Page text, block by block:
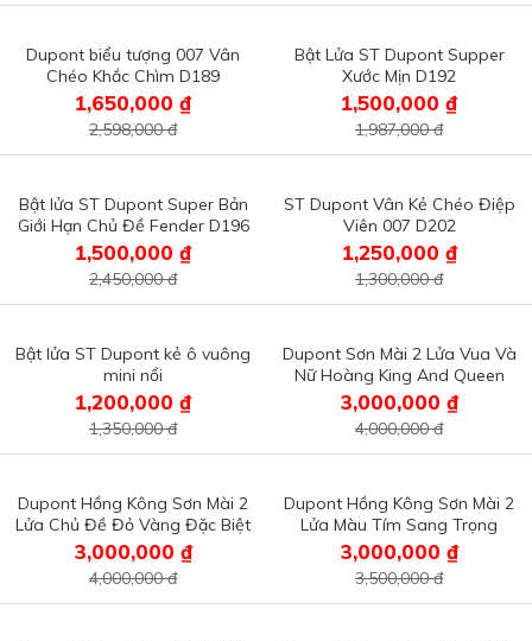
Dupont biểu tượng 007 Vân
Chéo Khắc Chìm D189
1,650,000 ₫
2,598,000 đ
Bật Lửa ST Dupont Supper
Xước Mịn D192
1,500,000 ₫
1,987,000 đ
Bật lửa ST Dupont Super Bản
Giới Hạn Chủ Đề Fender D196
1,500,000 ₫
2,450,000 đ
ST Dupont Vân Kẻ Chéo Điệp
Viên 007 D202
1,250,000 ₫
1,300,000 đ
Bật lửa ST Dupont kẻ ô vuông
mini nổi
1,200,000 ₫
1,350,000 đ
Dupont Sơn Mài 2 Lửa Vua Và
Nữ Hoàng King And Queen
D2L24
3,000,000 ₫
4,000,000 đ
Dupont Hồng Kông Sơn Mài 2
Lửa Chủ Đề Đỏ Vàng Đặc Biệt
D2L23
3,000,000 ₫
4,000,000 đ
Dupont Hồng Kông Sơn Mài 2
Lửa Màu Tím Sang Trọng
D2L22
3,000,000 ₫
3,500,000 đ